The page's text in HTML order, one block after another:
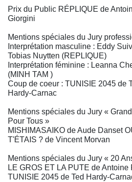
Prix du Public RÉPLIQUE de
Giorgini
Mentions spéciales du Jury
Interprétation masculine : Eddy
Tobias Nuytten (REPLIQUE)
Interprétation féminine : Leanna
(MINH TAM )
Coup de coeur : TUNISIE 2045 de
Hardy-Carnac
Mentions spéciales du Jury «
Pour Tous »
MISHIMASAIKO de Aude Danset
T'ÉTAIS ? de Vincent Morvan
Mentions spéciales du Jury « 20
LE GROS ET LA PUTE de Antoine
TUNISIE 2045 de Ted Hardy-